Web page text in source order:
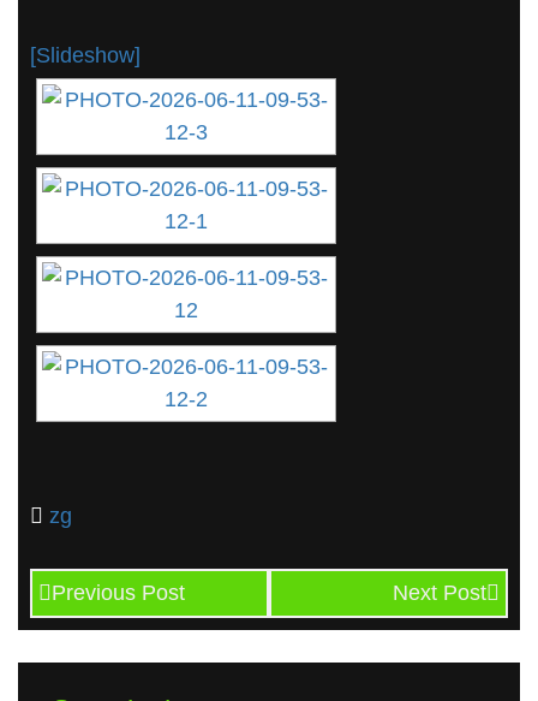
[Slideshow]
zg
Previous Post Next Post